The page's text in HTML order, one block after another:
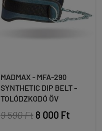
MADMAX - MFA-290
SYNTHETIC DIP BELT -
TOLÓDZKODÓ ÖV
9 590 Ft 8 000 Ft